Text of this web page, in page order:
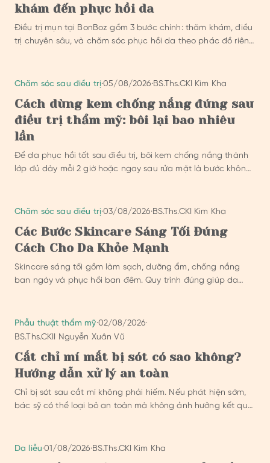
khám đến phục hồi da
Điều trị mụn tại BonBoz gồm 3 bước chính: thăm khám, điều
trị chuyên sâu, và chăm sóc phục hồi da theo phác đồ riêng
Chăm sóc sau điều trị·05/08/2026·BS.Ths.CKI Kim Kha
Cách dùng kem chống nắng đúng sau
điều trị thẩm mỹ: bôi lại bao nhiêu
lần
Để da phục hồi tốt sau điều trị, bôi kem chống nắng thành
lớp đủ dày mỗi 2 giờ hoặc ngay sau rửa mặt là bước không
Chăm sóc sau điều trị·03/08/2026·BS.Ths.CKI Kim Kha
Các Bước Skincare Sáng Tối Đúng
Cách Cho Da Khỏe Mạnh
Skincare sáng tối gồm làm sạch, dưỡng ẩm, chống nắng
ban ngày và phục hồi ban đêm. Quy trình đúng giúp da
Phẫu thuật thẩm mỹ·02/08/2026·
BS.Ths.CKII Nguyễn Xuân Vũ
Cắt chỉ mí mắt bị sót có sao không?
Hướng dẫn xử lý an toàn
Chỉ bị sót sau cắt mí không phải hiếm. Nếu phát hiện sớm,
bác sỹ có thể loại bỏ an toàn mà không ảnh hưởng kết quả
Da liễu·01/08/2026·BS.Ths.CKI Kim Kha